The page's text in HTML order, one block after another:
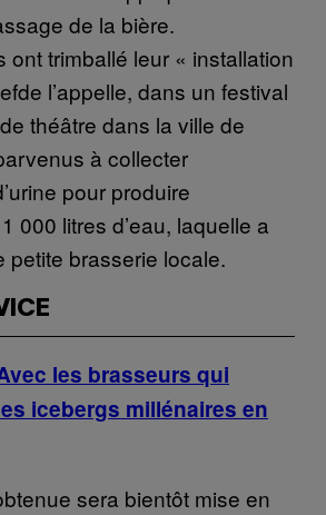
de la bière.
ont trimballé leur « installation
l’appelle, dans un festival
théâtre dans la ville de
à collecter
pour produire
000 litres d’eau, laquelle a
petite brasserie locale.
les brasseurs qui
icebergs millénaires en
sera bientôt mise en